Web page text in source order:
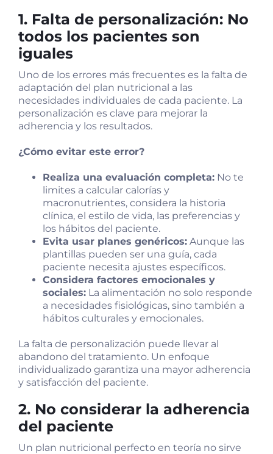
1. Falta de personalización: No
todos los pacientes son
iguales
Uno de los errores más frecuentes es la falta de
adaptación del plan nutricional a las
necesidades individuales de cada paciente. La
personalización es clave para mejorar la
adherencia y los resultados.
¿Cómo evitar este error?
Realiza una evaluación completa: No te
limites a calcular calorías y
macronutrientes, considera la historia
clínica, el estilo de vida, las preferencias y
los hábitos del paciente.
Evita usar planes genéricos: Aunque las
plantillas pueden ser una guía, cada
paciente necesita ajustes específicos.
Considera factores emocionales y
sociales: La alimentación no solo responde
a necesidades fisiológicas, sino también a
hábitos culturales y emocionales.
La falta de personalización puede llevar al
abandono del tratamiento. Un enfoque
individualizado garantiza una mayor adherencia
y satisfacción del paciente.
2. No considerar la adherencia
del paciente
Un plan nutricional perfecto en teoría no sirve